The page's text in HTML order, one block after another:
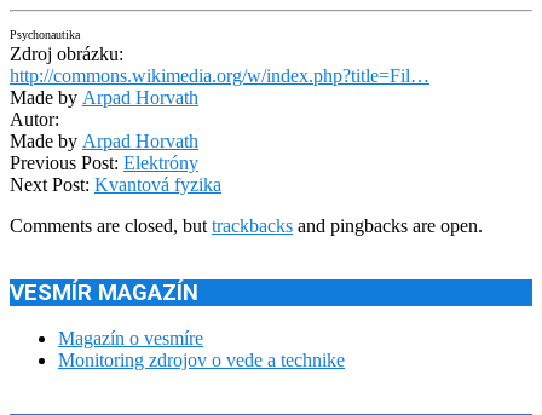
Psychonautika
Zdroj obrázku:
http://commons.wikimedia.org/w/index.php?title=Fil…
Made by Arpad Horvath
Autor:
Made by Arpad Horvath
2012-
11-
Previous Post: Elektróny
Next Post: Kvantová fyzika
Comments are closed, but trackbacks and pingbacks are open.
VESMÍR MAGAZÍN
Magazín o vesmíre
Monitoring zdrojov o vede a technike